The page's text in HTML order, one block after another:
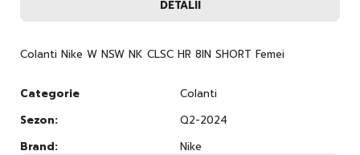
DETALII
Colanti Nike W NSW NK CLSC HR 8IN SHORT Femei
Categorie
Colanti
Sezon:
Q2-2024
Brand:
Nike